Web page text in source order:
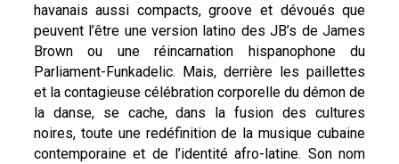
havanais aussi compacts, groove et dévoués que
peuvent l’être une version latino des JB’s de James
Brown ou une réincarnation hispanophone du
Parliament-Funkadelic. Mais, derrière les paillettes
et la contagieuse célébration corporelle du démon de
la danse, se cache, dans la fusion des cultures
noires, toute une redéfinition de la musique cubaine
contemporaine et de l’identité afro-latine. Son nom